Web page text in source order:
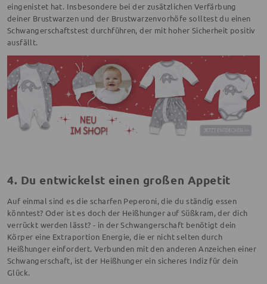
eingenistet hat. Insbesondere bei der zusätzlichen Verfärbung
deiner Brustwarzen und der Brustwarzenvorhöfe solltest du einen
Schwangerschaftstest durchführen, der mit hoher Sicherheit positiv
ausfällt.
4. Du entwickelst einen großen Appetit
Auf einmal sind es die scharfen Peperoni, die du ständig essen
könntest? Oder ist es doch der Heißhunger auf Süßkram, der dich
verrückt werden lässt? - in der Schwangerschaft benötigt dein
Körper eine Extraportion Energie, die er nicht selten durch
Heißhunger einfordert. Verbunden mit den anderen Anzeichen einer
Schwangerschaft, ist der Heißhunger ein sicheres Indiz für dein
Glück.